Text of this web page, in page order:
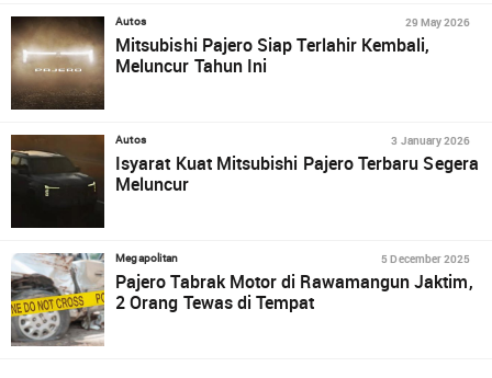
Autos 29 May 2026
Mitsubishi Pajero Siap Terlahir Kembali,
Meluncur Tahun Ini
Autos 3 January 2026
Isyarat Kuat Mitsubishi Pajero Terbaru Segera
Meluncur
Megapolitan 5 December 2025
Pajero Tabrak Motor di Rawamangun Jaktim,
2 Orang Tewas di Tempat